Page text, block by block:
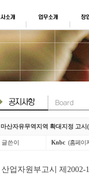
마산자유무역지역 확대지정 고시
글쓴이 Knbc (홈페이
산업자원부고시 제2002-